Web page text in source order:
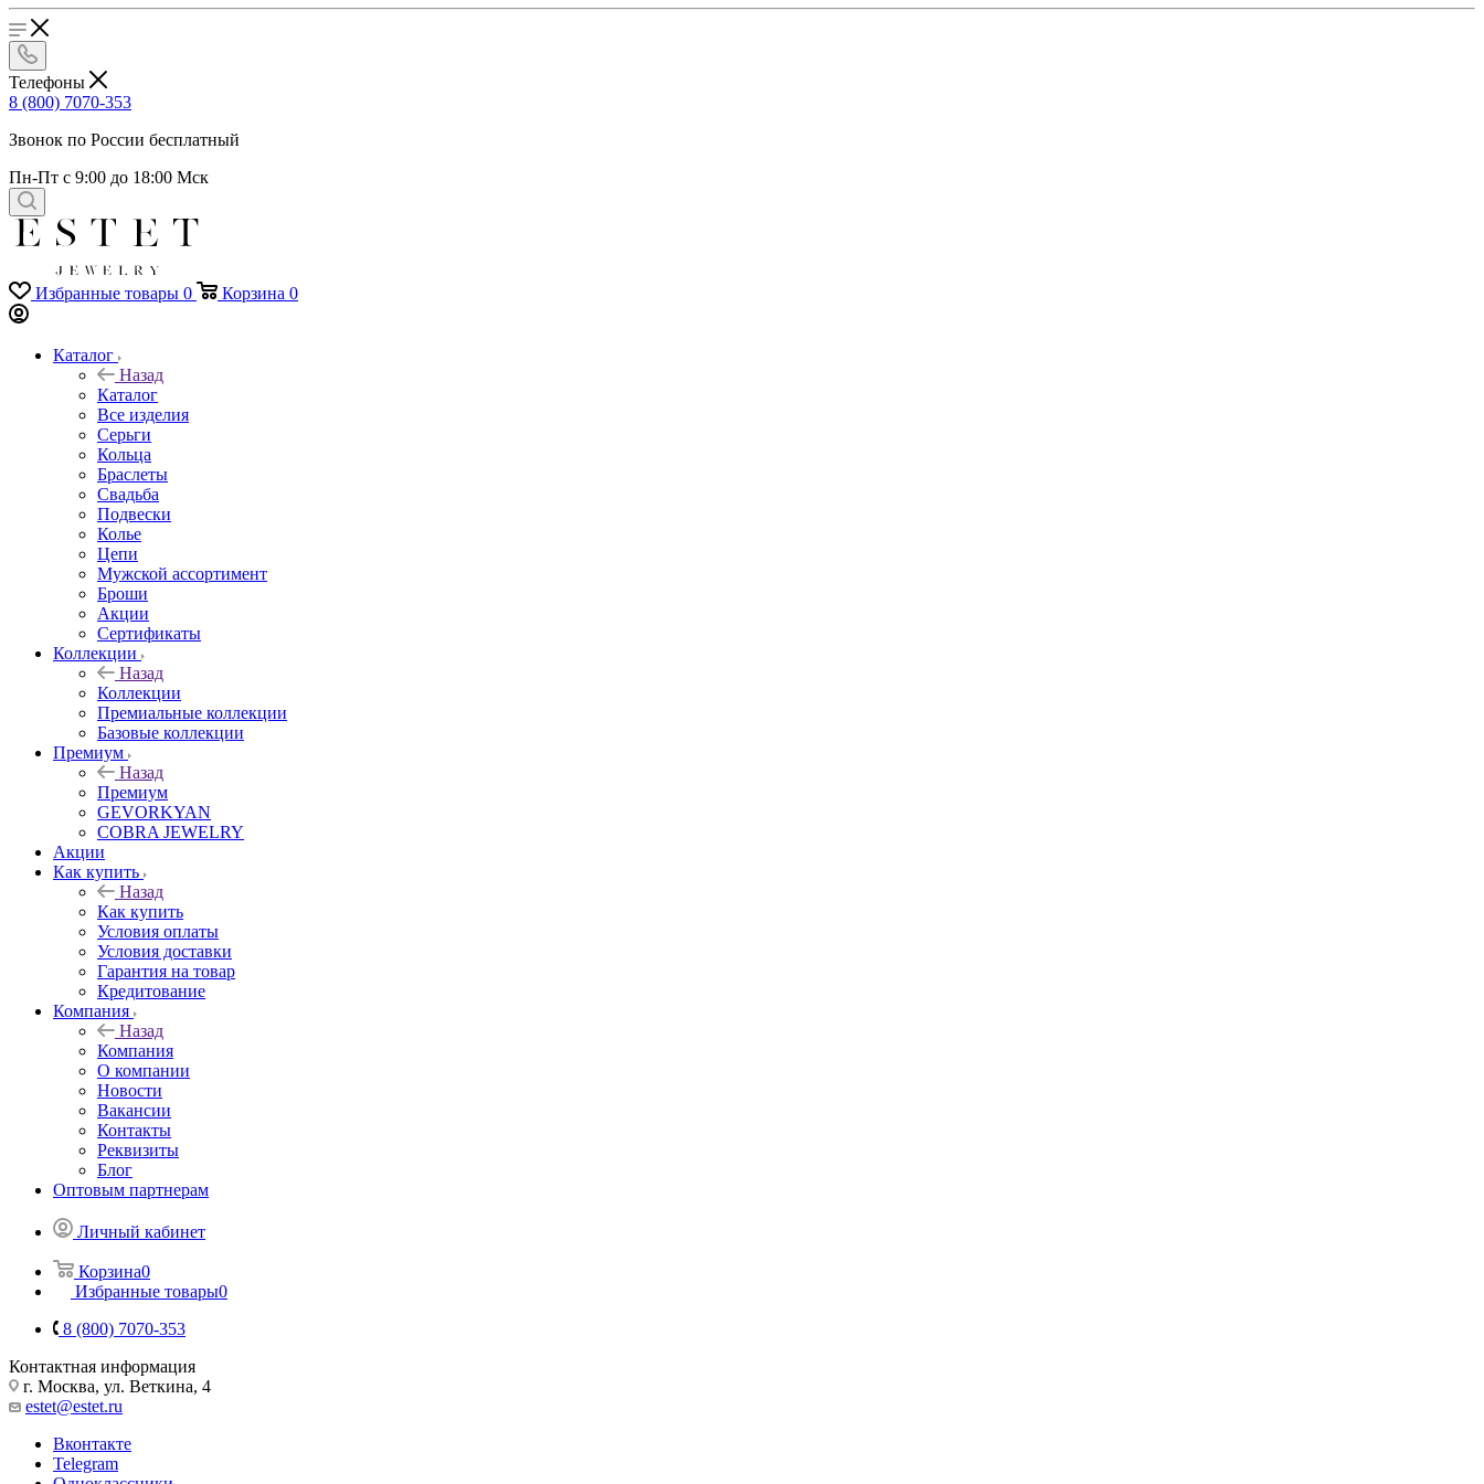
Телефоны
8 (800) 7070-353
Звонок по России бесплатный
Пн-Пт с 9:00 до 18:00 Мск
Избранные товары 0 Корзина 0
Каталог
Назад
Каталог
Все изделия
Серьги
Кольца
Браслеты
Свадьба
Подвески
Колье
Цепи
Мужской ассортимент
Броши
Акции
Сертификаты
Коллекции
Назад
Коллекции
Премиальные коллекции
Базовые коллекции
Премиум
Назад
Премиум
GEVORKYAN
COBRA JEWELRY
Акции
Как купить
Назад
Как купить
Условия оплаты
Условия доставки
Гарантия на товар
Кредитование
Компания
Назад
Компания
О компании
Новости
Вакансии
Контакты
Реквизиты
Блог
Оптовым партнерам
Личный кабинет
Корзина0
Избранные товары0
8 (800) 7070-353
Контактная информация
г. Москва, ул. Веткина, 4
estet@estet.ru
Вконтакте
Telegram